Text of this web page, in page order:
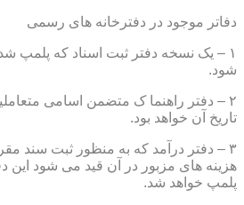
دفاتر موجود در دفترخانه های رسمی
۱ – یک نسخه دفتر ثبت اسناد که پلمپ
شود.
۲ – دفتر راهنما ک متضمن اسامی
تاریخ آن خواهد بود.
۳ – دفتر درآمد که به منظور ثبت سند
هزینه های مزبور در آن قید می شود
پلمپ خواهد شد.